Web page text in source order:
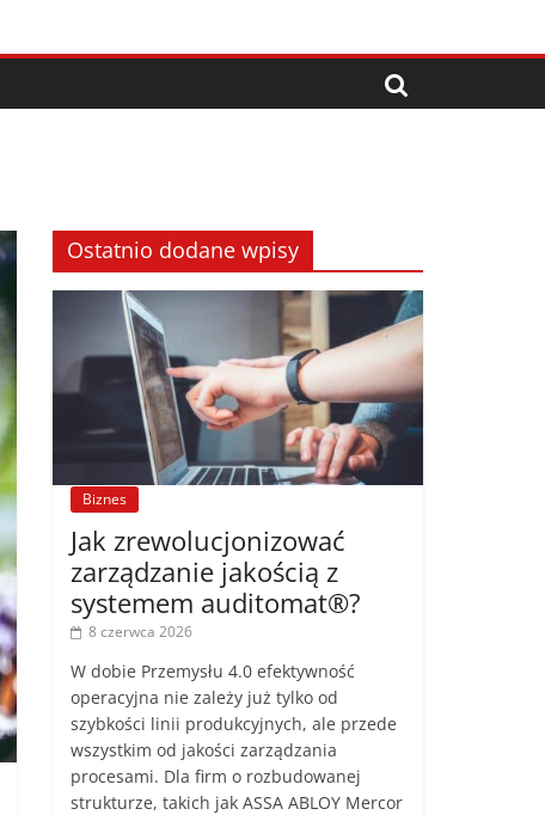
Ostatnio dodane wpisy
Biznes
Jak zrewolucjonizować
zarządzanie jakością z
systemem auditomat®?
8 czerwca 2026
W dobie Przemysłu 4.0 efektywność
operacyjna nie zależy już tylko od
szybkości linii produkcyjnych, ale przede
wszystkim od jakości zarządzania
procesami. Dla firm o rozbudowanej
strukturze, takich jak ASSA ABLOY Mercor